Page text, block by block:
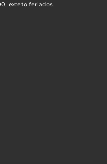
exceto feriados.